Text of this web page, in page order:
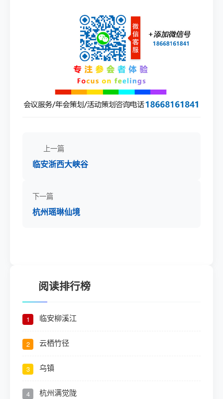
上一篇
临安浙西大峡谷
下一篇
杭州瑶琳仙境
阅读排行榜
1 临安柳溪江
2 云栖竹径
3 乌镇
4 杭州满觉陇